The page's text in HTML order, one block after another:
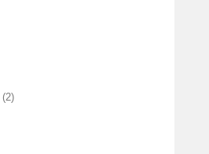
(2)